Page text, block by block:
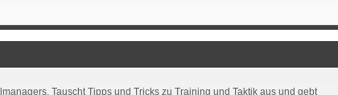
Tauscht Tipps und Tricks zu Training und Taktik aus und gebt